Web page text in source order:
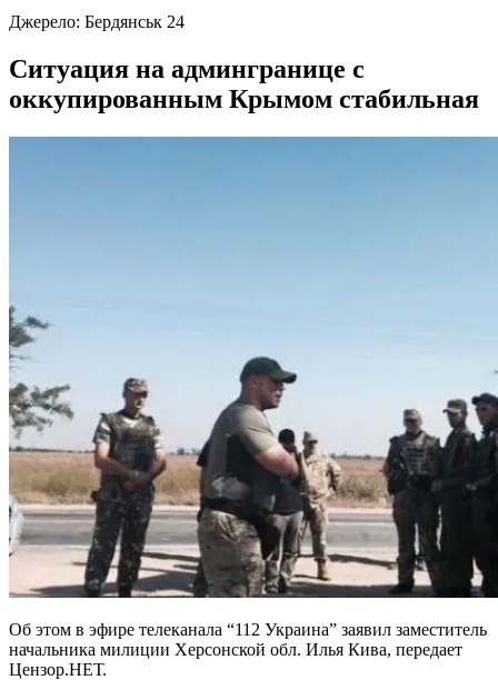
Джерело: Бердянськ 24
Ситуация на админгранице с
оккупированным Крымом стабильная
Об этом в эфире телеканала “112 Украина” заявил заместитель
начальника милиции Херсонской обл. Илья Кива, передает
Цензор.НЕТ.